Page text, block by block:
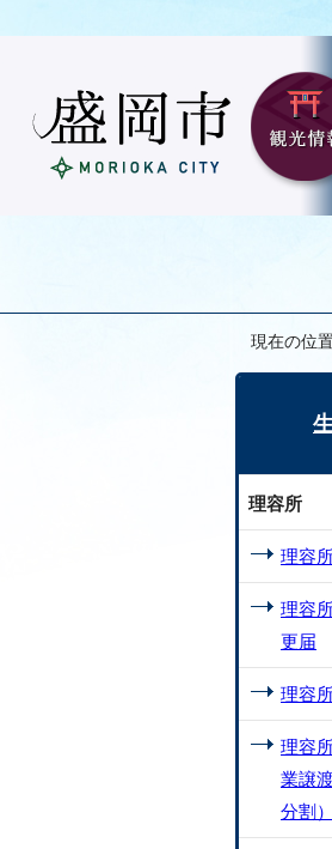
現在の位
理容所
理容
理容
更届
理容
理容
業譲
分割）